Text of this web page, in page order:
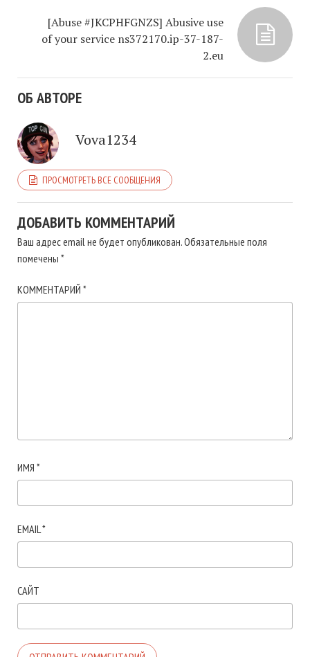
[Abuse #JKCPHFGNZS] Abusive use
of your service ns372170.ip-37-187-
2.eu
ОБ АВТОРЕ
Vova1234
ПРОСМОТРЕТЬ ВСЕ СООБЩЕНИЯ
ДОБАВИТЬ КОММЕНТАРИЙ
Ваш адрес email не будет опубликован.Обязательные поля
помечены *
КОММЕНТАРИЙ *
ИМЯ *
EMAIL*
САЙТ